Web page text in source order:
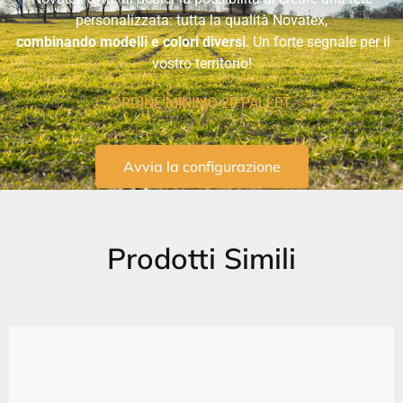
personalizzata: tutta la qualità Novatex,
combinando modelli e colori diversi. Un forte segnale per il
vostro territorio!
ORDINE MINIMO 20 PALLET
Avvia la configurazione
Prodotti Simili